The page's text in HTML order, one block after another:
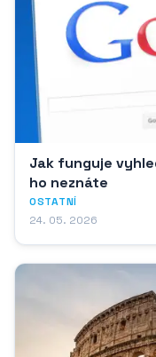
Jak funguje
ho neznáte
OSTATNÍ
24. 05. 2026